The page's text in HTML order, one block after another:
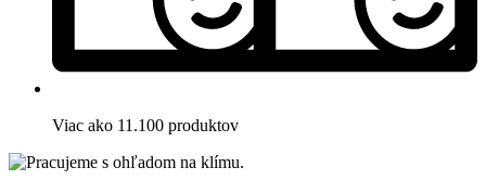
Viac ako 11.100 produktov